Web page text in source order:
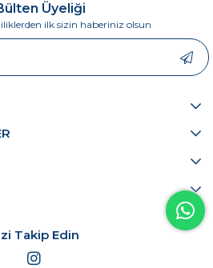
sunar. Şıklığı ve sağlamlığı
her balıkçıya güvenle yön
geniş bir kapsama alanı
anlarınızı daha da heyecanlı
dikkatini çekmeyi sağlar.
Üyeliği
ilk sizin haberiniz olsun
Takip Edin